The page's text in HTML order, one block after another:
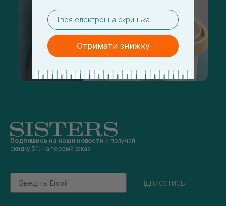
Подпишись на наши новости и получай
скидку 5% на первый заказ
Email
підписатись
email
Отримати знижку